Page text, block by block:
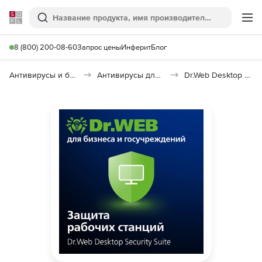
Softline
Поиск
8 (800) 200-08-60Запрос ценыИнферитБлог
Антивирусы и безопасность Антивирусы для организаций Dr.Web Desktop Security Suite